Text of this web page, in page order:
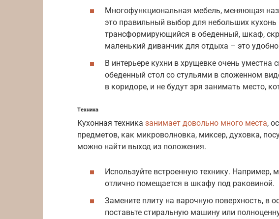
Многофункциональная мебель, меняющая
это правильный выбор для небольших кухонь
трансформирующийся в обеденный, шкаф,
маленький диванчик для отдыха – это
В интерьере кухни в хрущевке очень
обеденный стол со стульями в сложенном
в коридоре, и не будут зря занимать место,
Техника
Кухонная техника занимает довольно много места,
предметов, как микроволновка, миксер, духовка,
можно найти выход из положения.
Используйте встроенную технику. Например,
отлично помещается в шкафу под раковиной.
Замените плиту на варочную поверхность, в
поставьте стиральную машину или